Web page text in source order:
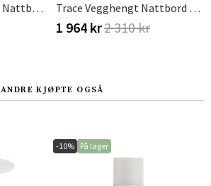
Trace Veggmontert Nattbord Røkt Eik Trace Vegghengt Nattbord Vitoljet Eik
1 964 kr2 310 kr
ANDRE KJØPTE OGSÅ
-10% På lager